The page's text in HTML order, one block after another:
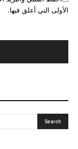
الأولى التي أعلق فيها.